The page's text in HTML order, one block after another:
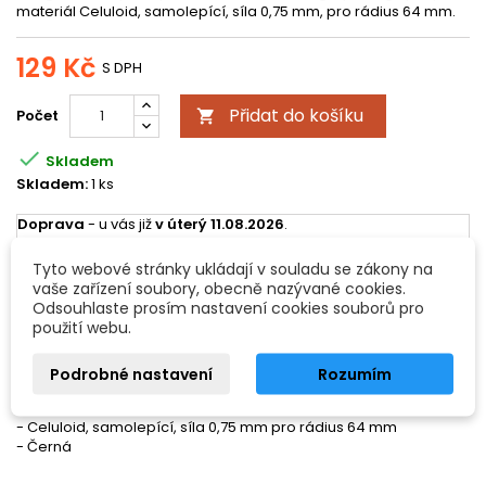
materiál Celuloid, samolepící, síla 0,75 mm, pro rádius 64 mm.
129 Kč S DPH
Počet  Přidat do košíku
 Skladem
Skladem:1 ks
Doprava - u vás jižv úterý 11.08.2026.
POPIS DETAILY PRODUKTU
Úderová deska Chránič krytu
- Celuloid, samolepící, síla 0,75 mm pro rádius 64 mm
- Černá
Tyto webové stránky ukládají v souladu se zákony na
vaše zařízení soubory, obecně nazývané cookies.
Odsouhlaste prosím nastavení cookies souborů pro
použití webu.
Podrobné nastavení Rozumím